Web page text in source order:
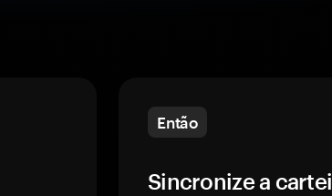
Então
Sincronize a